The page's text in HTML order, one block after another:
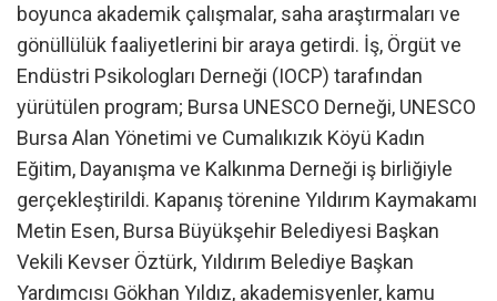
boyunca akademik çalışmalar, saha araştırmaları ve
gönüllülük faaliyetlerini bir araya getirdi. İş, Örgüt ve
Endüstri Psikologları Derneği (IOCP) tarafından
yürütülen program; Bursa UNESCO Derneği, UNESCO
Bursa Alan Yönetimi ve Cumalıkızık Köyü Kadın
Eğitim, Dayanışma ve Kalkınma Derneği iş birliğiyle
gerçekleştirildi. Kapanış törenine Yıldırım Kaymakamı
Metin Esen, Bursa Büyükşehir Belediyesi Başkan
Vekili Kevser Öztürk, Yıldırım Belediye Başkan
Yardımcısı Gökhan Yıldız, akademisyenler, kamu